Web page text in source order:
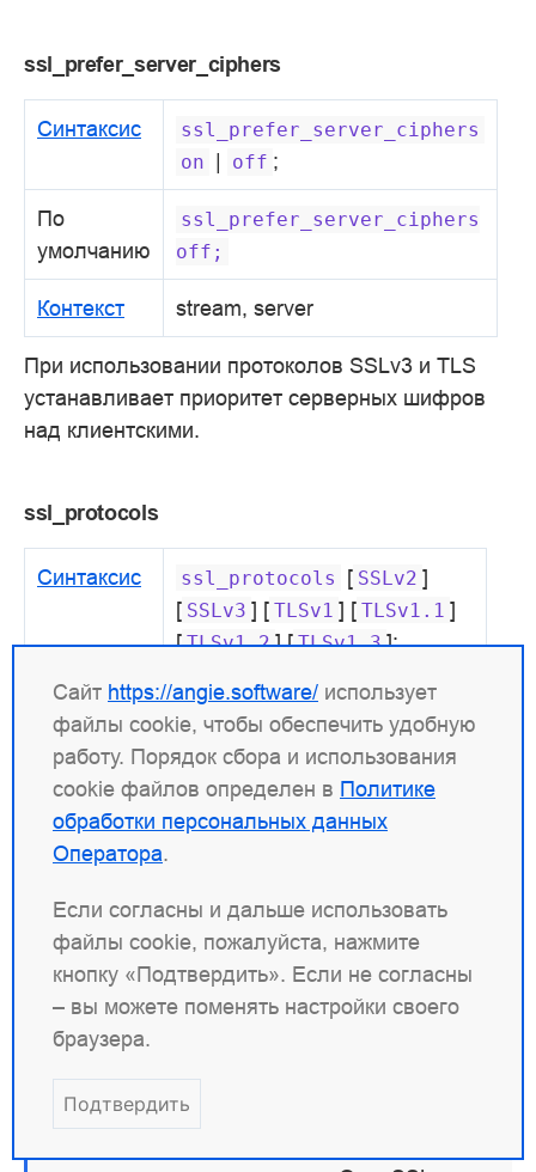
ssl_prefer_server_ciphers
Синтаксис
ssl_prefer_server_ciphers
on | off ;
По
умолчанию
ssl_prefer_server_ciphers
off;
Контекст stream, server
При использовании протоколов SSLv3 и TLS
устанавливает приоритет серверных шифров
над клиентскими.
ssl_protocols
Синтаксис ssl_protocols [ SSLv2 ]
[ SSLv3 ] [ TLSv1 ] [ TLSv1.1 ]
[ TLSv1.2 ] [ TLSv1.3 ];
По
умолчанию
ssl_protocols TLSv1.2
TLSv1.3;
Контекст stream, server
TLSv1.3 добавлен к используемым по
умолчанию.
Разрешает указанные протоколы.
Примечание
Сайт https://angie.software/ использует
файлы cookie, чтобы обеспечить удобную
работу. Порядок сбора и использования
cookie файлов определен в Политике
обработки персональных данных
Оператора.
Если согласны и дальше использовать
файлы cookie, пожалуйста, нажмите
кнопку «Подтвердить». Если не согласны
– вы можете поменять настройки своего
браузера.
Подтвердить